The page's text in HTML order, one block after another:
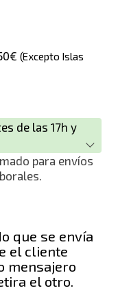
(Excepto Islas
de las 17h y
para envíos
que se envía
el cliente
mensajero
el otro.